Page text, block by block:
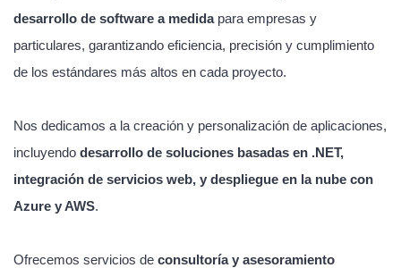
desarrollo de software a medidapara empresas y
particulares, garantizando eficiencia, precisión y cumplimiento
de los estándares más altos en cada proyecto.
Nos dedicamos a la creación y personalización de aplicaciones,
incluyendo desarrollo de soluciones basadas en .NET,
integración de servicios web, y despliegue en la nube con
Azure y AWS.
Ofrecemos servicios de consultoría y asesoramiento